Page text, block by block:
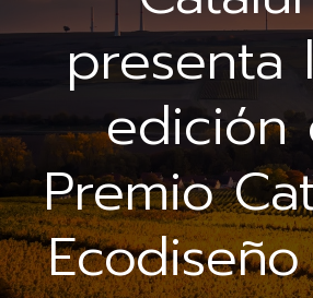
presenta
edición
Premio